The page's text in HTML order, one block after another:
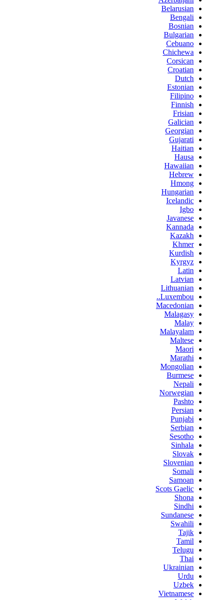
Belarusian
Bengali
Bosnian
Bulgarian
Cebuano
Chichewa
Corsican
Croatian
Dutch
Estonian
Filipino
Finnish
Frisian
Galician
Georgian
Gujarati
Haitian
Hausa
Hawaiian
Hebrew
Hmong
Hungarian
Icelandic
Igbo
Javanese
Kannada
Kazakh
Khmer
Kurdish
Kyrgyz
Latin
Latvian
Lithuanian
Luxembou..
Macedonian
Malagasy
Malay
Malayalam
Maltese
Maori
Marathi
Mongolian
Burmese
Nepali
Norwegian
Pashto
Persian
Punjabi
Serbian
Sesotho
Sinhala
Slovak
Slovenian
Somali
Samoan
Scots Gaelic
Shona
Sindhi
Sundanese
Swahili
Tajik
Tamil
Telugu
Thai
Ukrainian
Urdu
Uzbek
Vietnamese